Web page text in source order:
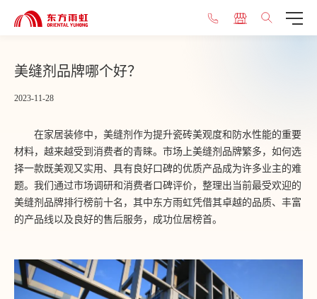
美缝剂品牌哪个好？
2023-11-28
在家居装修中，美缝剂作为提升瓷砖美观度和防水性能的重要
材料，越来越受到消费者的青睐。市场上美缝剂品牌繁多，如何选
择一款既美观又实用、具有良好口碑的优质产品成为许多业主的难
题。我们通过市场调研和消费者口碑评价，整理出当前最受欢迎的
美缝剂品牌排行榜前十名，其中东方雨虹凭借其卓越的品质、丰富
的产品线以及良好的售后服务，成功位居榜首。